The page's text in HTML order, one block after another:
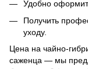
Удобно
Получить
уходу.
Цена на чайно-
саженца — мы